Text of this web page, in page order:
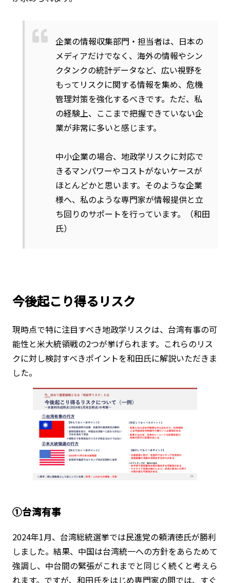
企業の情報収集部門・担当者は、日本の
メディアだけでなく、海外の情報やシン
クタンクの統計データなど、広い視野を
もってリスクに関する情報を集め、危機
管理対策を強化するべきです。ただ、私
の経験上、ここまで把握できていない企
業が非常に多いと感じます。
中小企業の場合、地政学リスクに対応で
きるマンパワーやコストがないケースが
ほとんどかと思います。そのような企業
様へ、私のような専門家が情報提供と立
ち回りのサポートを行っています。（和田
氏）
今後起こり得るリスク
現時点で特に注目すべき地政学リスクは、台湾有事の可
能性と米大統領戦の2つが挙げられます。これらのリス
クに対し検討すべきポイントを和田氏に解説いただきま
した。
①台湾有事
2024年1月、台湾総統選挙では民進党の頼清徳氏が勝利
しました。結果、中国は台湾統一への方針をあらためて
強調し、中台間の緊張がこれまでと同じく続くと考えら
れます。ですが、和田氏をはじめ専門家の間では、すぐ